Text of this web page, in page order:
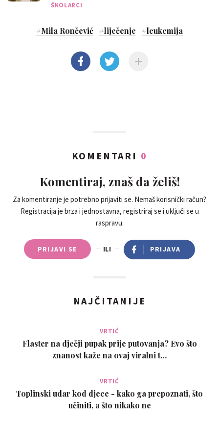
ŠKOLARCI
#Mila Rončević #liječenje #leukemija
KOMENTARI 0
Komentiraj, znaš da želiš!
Za komentiranje je potrebno prijaviti se. Nemaš korisnički račun?
Registracija je brza i jednostavna, registriraj se i uključi se u
raspravu.
PRIJAVI SE ILI PRIJAVA
NAJČITANIJE
VRTIĆ
Flaster na dječji pupak prije putovanja? Evo što
znanost kaže na ovaj viralni t…
VRTIĆ
Toplinski udar kod djece - kako ga prepoznati, što
učiniti, a što nikako ne